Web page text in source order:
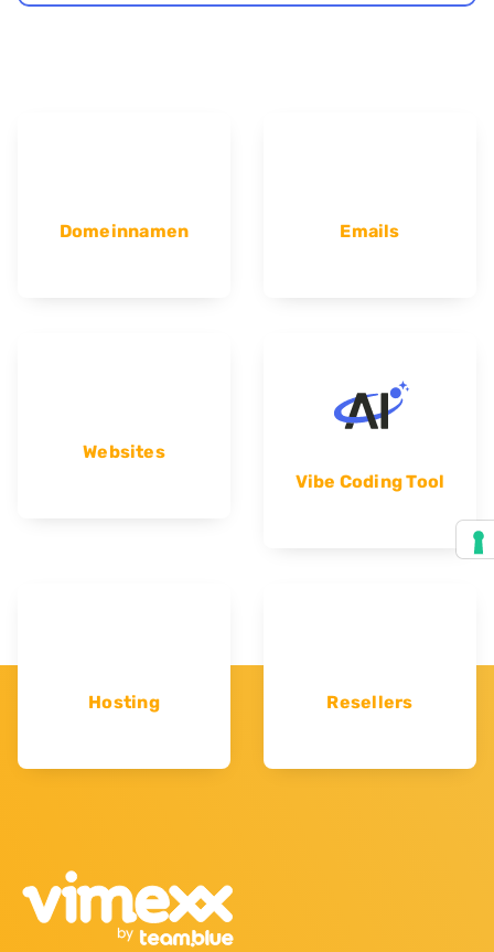
Domeinnamen Emails
Websites
Vibe Coding Tool
Hosting Resellers